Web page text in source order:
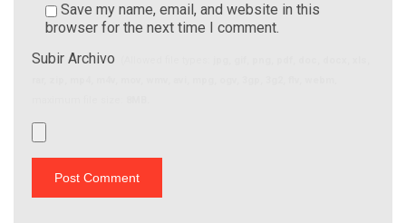
Save my name, email, and website in this
browser for the next time I comment.
Subir Archivo